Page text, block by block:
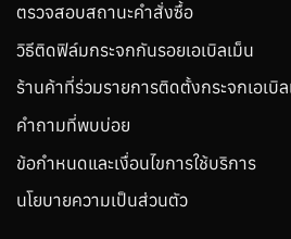
ตรวจสอบสถานะคำสั่งซื้อ
วิธีติดฟิล์มกระจกกันรอยเอเบิลเม็น
ร้านค้าที่ร่วมรายการติดตั้งกระจกเอเบิ
คำถามที่พบบ่อย
ข้อกำหนดและเงื่อนไขการใช้บริการ
นโยบายความเป็นส่วนตัว